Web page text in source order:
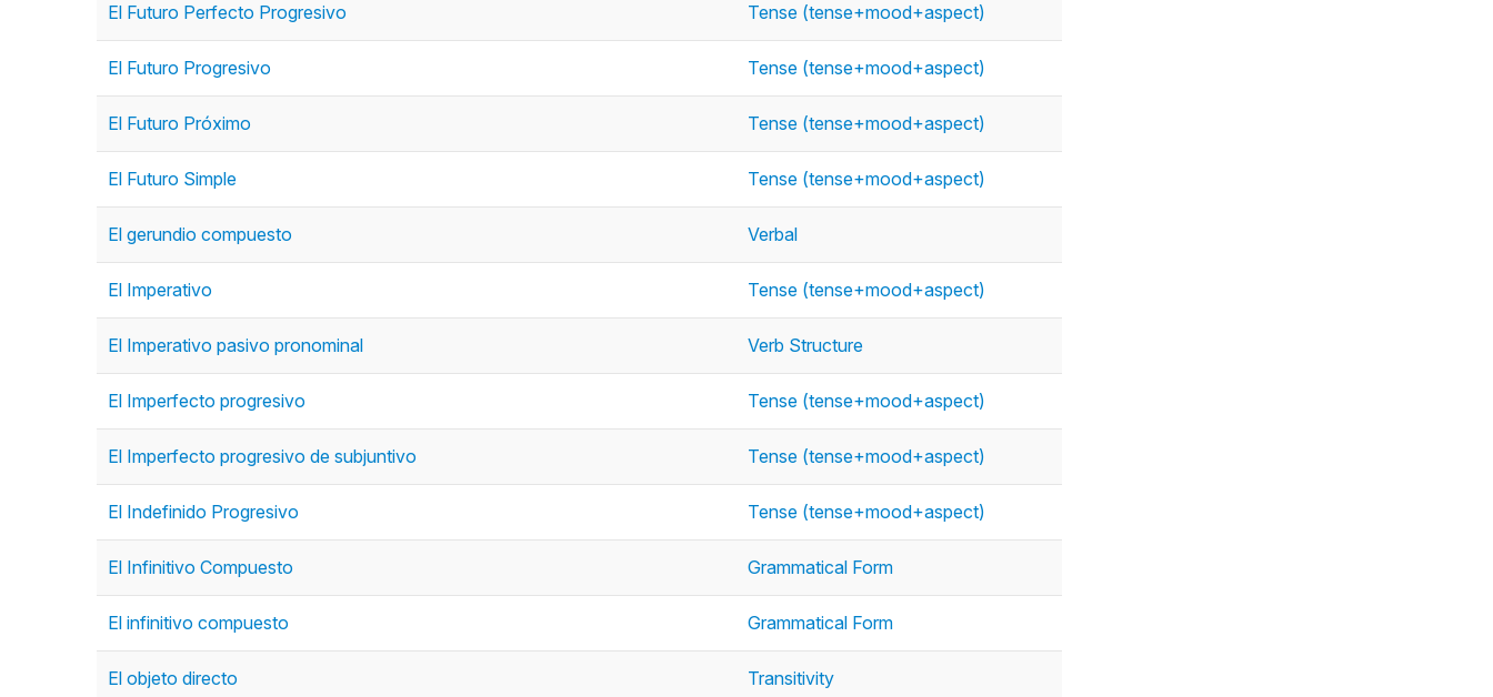
El Futuro Perfecto Progresivo Tense (tense+mood+aspect)
El Futuro Progresivo Tense (tense+mood+aspect)
El Futuro Próximo Tense (tense+mood+aspect)
El Futuro Simple Tense (tense+mood+aspect)
El gerundio compuesto Verbal
El Imperativo Tense (tense+mood+aspect)
El Imperativo pasivo pronominal Verb Structure
El Imperfecto progresivo Tense (tense+mood+aspect)
El Imperfecto progresivo de subjuntivo Tense (tense+mood+aspect)
El Indefinido Progresivo Tense (tense+mood+aspect)
El Infinitivo Compuesto Grammatical Form
El infinitivo compuesto Grammatical Form
El objeto directo Transitivity